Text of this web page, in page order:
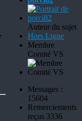
Auteur du sujet
Hors Ligne
Membre
Comité VS
Messages :
15604
Remerciements
reçus 3336